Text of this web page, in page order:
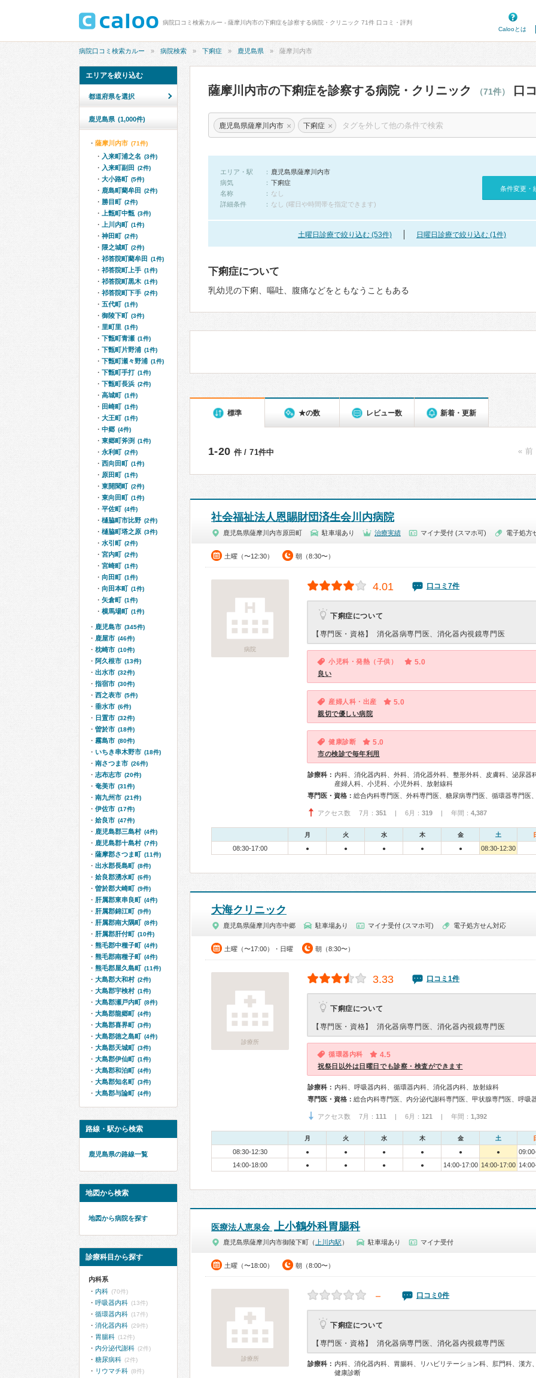
病院口コミ検索カルー - 薩摩川内市の下痢症を診察する病院・クリニック 71件 口コミ・評判
Calooとは
病院口コミ検索カルー 病院検索 下痢症 鹿児島県 薩摩川内市
薩摩川内市の下痢症を診察する病院・クリニック （71件） 口
鹿児島県薩摩川内市 × 下痢症 ×
エリア・駅
鹿児島県薩摩川内市
病気
下痢症
名称
なし
詳細条件
なし (曜日や時間帯を指定できます)
条件変更・
土曜日診療で絞り込む (53件) 日曜日診療で絞り込む (1件)
下痢症について
乳幼児の下痢、嘔吐、腹痛などをともなうこともある
標準 ★の数 レビュー数 新着・更新
1-20 件 / 71件中 « 前
社会福祉法人恩賜財団済生会川内病院
鹿児島県薩摩川内市原田町 駐車場あり 治療実績 マイナ受付 (スマホ可) 電子処方
土曜（〜12:30） 朝（8:30〜）
病院
4.01 口コミ7件
下痢症について
【専門医・資格】 消化器病専門医、消化器内視鏡専門医
小児科・発熱（子供） 5.0
良い
産婦人科・出産 5.0
親切で優しい病院
健康診断 5.0
市の検診で毎年利用
診療科： 内科、消化器内科、外科、消化器外科、整形外科、皮膚科、泌尿器
産婦人科、小児科、小児外科、放射線科
専門医・資格：
アクセス数 7月： 351 | 6月： 319 | 年間： 4,387
月 火 水 木 金 土
08:30-17:00 ● ● ● ● ● 08:30-12:30
大海クリニック
鹿児島県薩摩川内市中郷 駐車場あり マイナ受付 (スマホ可) 電子処方せん対応
土曜（〜17:00）・日曜 朝（8:30〜）
診療所
3.33 口コミ1件
下痢症について
【専門医・資格】 消化器病専門医、消化器内視鏡専門医
循環器内科 4.5
祝祭日以外は日曜日でも診察・検査ができます
診療科： 内科、呼吸器内科、循環器内科、消化器内科、放射線科
専門医・資格：
アクセス数 7月： 111 | 6月： 121 | 年間： 1,392
月 火 水 木 金 土
08:30-12:30 ● ● ● ● ● ●
14:00-18:00
● ● ● ● 14:00-17:00 14:00-17:00
医療法人恵泉会 上小鶴外科胃腸科
鹿児島県薩摩川内市御陵下町（ 上川内駅 ） 駐車場あり マイナ受付
土曜（〜18:00） 朝（8:00〜）
診療所
－ 口コミ0件
下痢症について
【専門医・資格】 消化器病専門医、消化器内視鏡専門医
診療科： 内科、消化器内科、胃腸科、リハビリテーション科、肛門科、漢方
健康診断
エリアを絞り込む
都道府県を選択
鹿児島県 (1,000件)
薩摩川内市 (71件)
入来町浦之名 (3件)
入来町副田 (2件)
大小路町 (5件)
鹿島町藺牟田 (2件)
勝目町 (2件)
上甑町中甑 (3件)
上川内町 (1件)
神田町 (2件)
隈之城町 (2件)
祁答院町藺牟田 (1件)
祁答院町上手 (1件)
祁答院町黒木 (1件)
祁答院町下手 (2件)
五代町 (1件)
御陵下町 (3件)
里町里 (1件)
下甑町青瀬 (1件)
下甑町片野浦 (1件)
下甑町瀬々野浦 (1件)
下甑町手打 (1件)
下甑町長浜 (2件)
高城町 (1件)
田崎町 (1件)
大王町 (1件)
中郷 (4件)
東郷町斧渕 (1件)
永利町 (2件)
西向田町 (1件)
原田町 (1件)
東開聞町 (2件)
東向田町 (1件)
平佐町 (4件)
樋脇町市比野 (2件)
樋脇町塔之原 (3件)
水引町 (2件)
宮内町 (2件)
宮崎町 (1件)
向田町 (1件)
向田本町 (1件)
矢倉町 (1件)
横馬場町 (1件)
鹿児島市 (345件)
鹿屋市 (46件)
枕崎市 (10件)
阿久根市 (13件)
出水市 (32件)
指宿市 (30件)
西之表市 (5件)
垂水市 (6件)
日置市 (32件)
曽於市 (18件)
霧島市 (80件)
いちき串木野市 (18件)
南さつま市 (26件)
志布志市 (20件)
奄美市 (31件)
南九州市 (21件)
伊佐市 (17件)
姶良市 (47件)
鹿児島郡三島村 (4件)
鹿児島郡十島村 (7件)
薩摩郡さつま町 (11件)
出水郡長島町 (8件)
姶良郡湧水町 (6件)
曽於郡大崎町 (9件)
肝属郡東串良町 (4件)
肝属郡錦江町 (9件)
肝属郡南大隅町 (8件)
肝属郡肝付町 (10件)
熊毛郡中種子町 (4件)
熊毛郡南種子町 (4件)
熊毛郡屋久島町 (11件)
大島郡大和村 (2件)
大島郡宇検村 (1件)
大島郡瀬戸内町 (8件)
大島郡龍郷町 (4件)
大島郡喜界町 (3件)
大島郡徳之島町 (4件)
大島郡天城町 (3件)
大島郡伊仙町 (1件)
大島郡和泊町 (4件)
大島郡知名町 (3件)
大島郡与論町 (4件)
路線・駅から検索
鹿児島県の路線一覧
地図から検索
地図から病院を探す
診療科目から探す
内科系
内科 (70件)
呼吸器内科 (13件)
循環器内科 (17件)
消化器内科 (29件)
胃腸科 (12件)
内分泌代謝科 (2件)
糖尿病科 (2件)
リウマチ科 (8件)